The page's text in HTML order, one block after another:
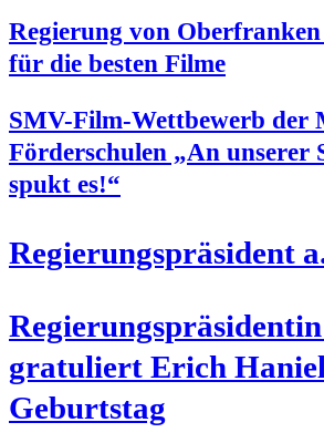
Regie­rung von
für die bes­ten Filme
SMV-Film-Wett­be­werb der
För­der­schu­len „An unse­rer
spukt es!“
Regie­rungs­prä­si­dent
gra­tu­liert Erich
Geburtstag